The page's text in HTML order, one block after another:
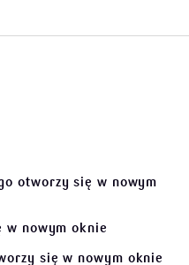
otworzy się w nowym
w nowym oknie
się w nowym oknie